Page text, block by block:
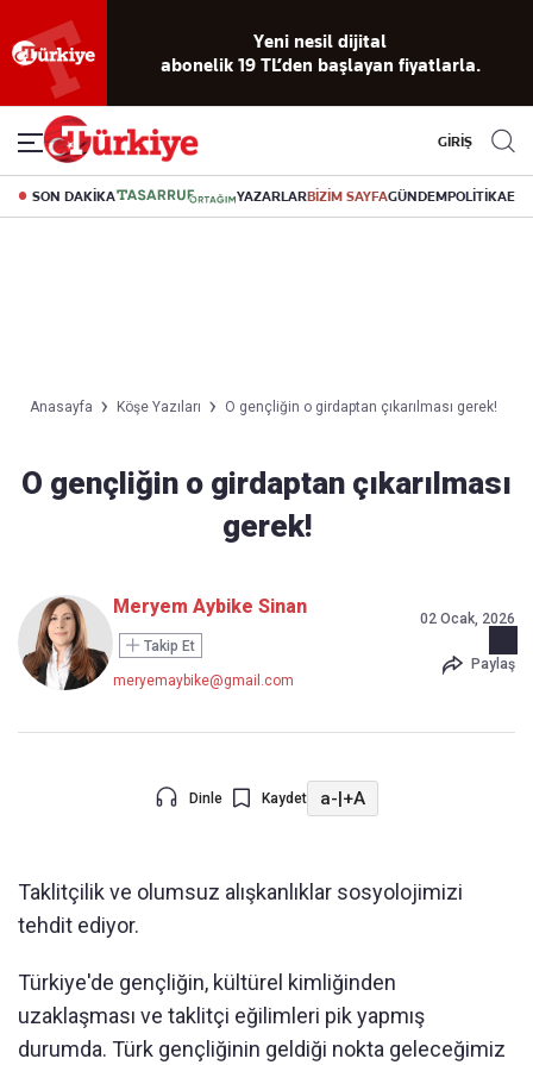
Yeni nesil dijital
abonelik 19 TL’den başlayan fiyatlarla.
GİRİŞ
SON DAKİKA YAZARLARBİZİM SAYFAGÜNDEMPOLİTİKA
Anasayfa Köşe Yazıları O gençliğin o girdaptan çıkarılması gerek!
O gençliğin o girdaptan çıkarılması
gerek!
Meryem Aybike Sinan
Takip Et
meryemaybike@gmail.com
02 Ocak, 2026
Paylaş
Dinle Kaydet a-|+A
Taklitçilik ve olumsuz alışkanlıklar sosyolojimizi
tehdit ediyor.
Türkiye'de gençliğin, kültürel kimliğinden
uzaklaşması ve taklitçi eğilimleri pik yapmış
durumda. Türk gençliğinin geldiği nokta geleceğimiz